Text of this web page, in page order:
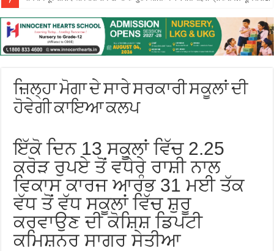
ਜ਼ਿਲ੍ਹਾ ਮੋਗਾ ਦੇ ਸਾਰੇ ਸਰਕਾਰੀ ਸਕੂਲਾਂ ਦੀ
ਹੋਵੇਗੀ ਕਾਇਆ ਕਲਪ
ਇੱਕੋ ਦਿਨ 13 ਸਕੂਲਾਂ ਵਿੱਚ 2.25
ਕਰੋੜ ਰੁਪਏ ਤੋਂ ਵਧੇਰੇ ਰਾਸ਼ੀ ਨਾਲ
ਵਿਕਾਸ ਕਾਰਜ ਆਰੰਭ 31 ਮਈ ਤੱਕ
ਵੱਧ ਤੋਂ ਵੱਧ ਸਕੂਲਾਂ ਵਿੱਚ ਸ਼ੁਰੂ
ਕਰਵਾਉਣ ਦੀ ਕੋਸ਼ਿਸ਼ ਡਿਪਟੀ
ਕਮਿਸ਼ਨਰ ਸਾਗਰ ਸੇਤੀਆ